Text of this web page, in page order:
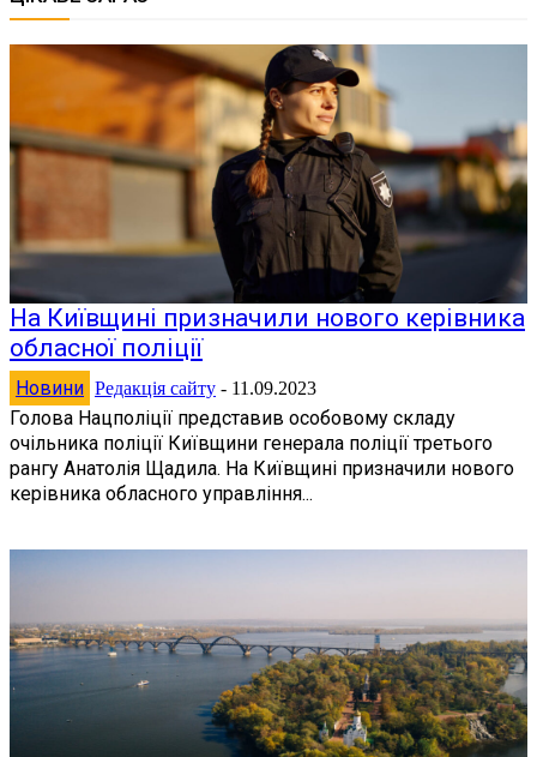
На Київщині призначили нового керівника
обласної поліції
Новини Редакція сайту - 11.09.2023
Голова Нацполіції представив особовому складу
очільника поліції Київщини генерала поліції третього
рангу Анатолія Щадила. На Київщині призначили нового
керівника обласного управління...